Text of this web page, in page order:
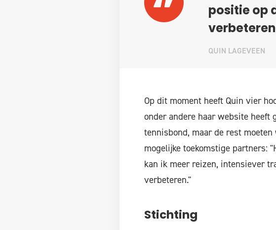
positie op
QUIN LAGEVEEN
Op dit moment heeft Quin vier
onder andere haar website heeft
tennisbond, maar de rest
mogelijke toekomstige partners:
kan ik meer reizen, intensiever
verbeteren."
Stichting